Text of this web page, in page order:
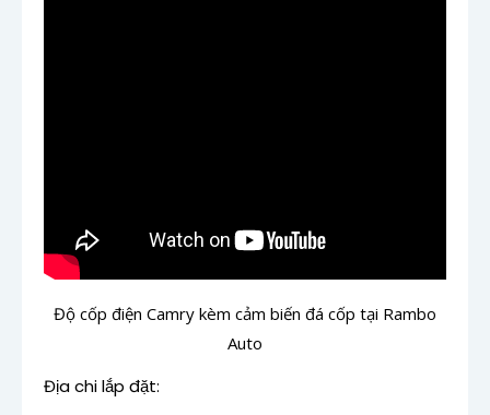
Độ cốp điện Camry kèm cảm biến đá cốp tại Rambo
Auto
Địa chi lắp đặt: